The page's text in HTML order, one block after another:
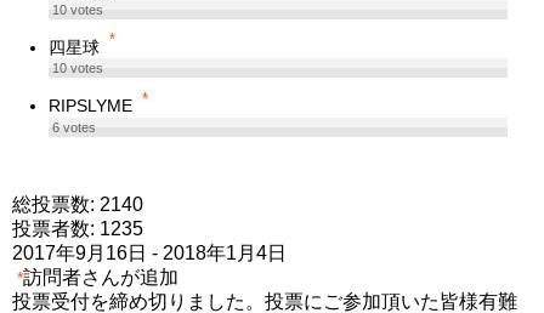
10votes
四星球 *
10votes
RIPSLYME *
6votes
総投票数: 2140
投票者数: 1235
2017年9月16日 - 2018年1月4日
*訪問者さんが追加
投票受付を締め切りました。投票にご参加頂いた皆様有難